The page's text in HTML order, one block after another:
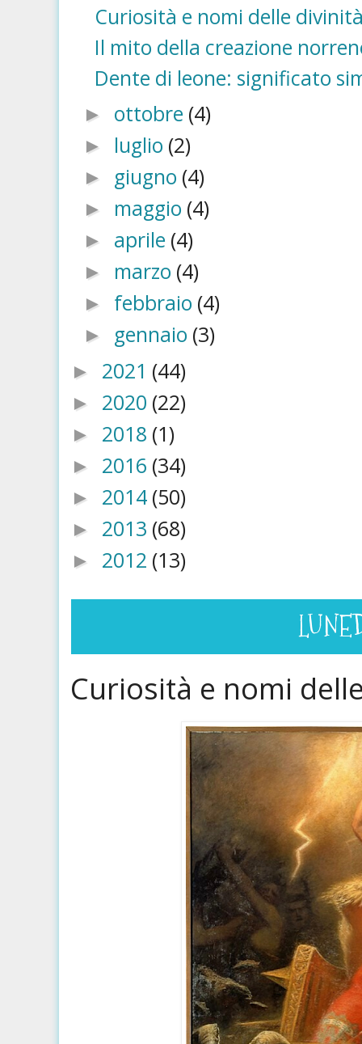
Curiosità e nomi delle
Il mito della creazione
Dente di leone: significato
► ottobre (4)
► luglio (2)
► giugno (4)
► maggio (4)
► aprile (4)
► marzo (4)
► febbraio (4)
► gennaio (3)
► 2021 (44)
► 2020 (22)
► 2018 (1)
► 2016 (34)
► 2014 (50)
► 2013 (68)
► 2012 (13)
Curiosità e nomi